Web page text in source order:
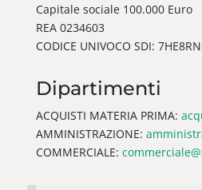
Capitale sociale 100.000 Euro
REA 0234603
CODICE UNIVOCO SDI:
Dipartimenti
ACQUISTI MATERIA PRIMA:
AMMINISTRAZIONE:
COMMERCIALE: